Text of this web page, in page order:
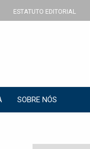
ESTATUTO EDITORIAL
SOBRE NÓS